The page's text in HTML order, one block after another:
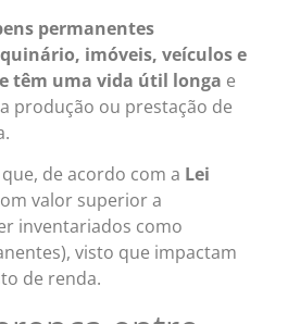
permanentes
imóveis, veículos e
têm uma vida útil longa e
produção ou prestação de
de acordo com a Lei
valor superior a
inventariados como
visto que impactam
de renda.